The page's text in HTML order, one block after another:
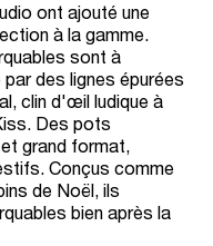
ont ajouté une
à la gamme.
sont à
des lignes épurées
clin d'œil ludique à
Des pots
grand format,
Conçus comme
de Noël, ils
bien après la